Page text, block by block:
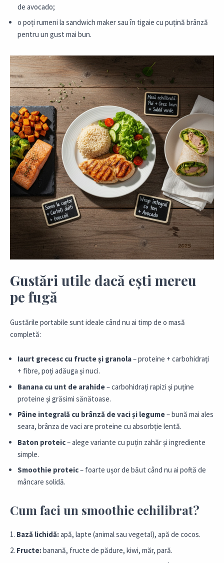
de avocado;
o poți rumeni la sandwich maker sau în tigaie cu puțină brânză
pentru un gust mai bun.
Gustări utile dacă ești mereu
pe fugă
Gustările portabile sunt ideale când nu ai timp de o masă
completă:
Iaurt grecesc cu fructe și granola– proteine + carbohidrați
+ fibre, poți adăuga și nuci.
Banana cu unt de arahide– carbohidrați rapizi și puține
proteine și grăsimi sănătoase.
Pâine integrală cu brânză de vaci și legume– bună mai ales
seara, brânza de vaci are proteine cu absorbție lentă.
Baton proteic– alege variante cu puțin zahăr și ingrediente
simple.
Smoothie proteic– foarte ușor de băut când nu ai poftă de
mâncare solidă.
Cum faci un smoothie echilibrat?
Bază lichidă:apă, lapte (animal sau vegetal), apă de cocos.
Fructe:banană, fructe de pădure, kiwi, măr, pară.